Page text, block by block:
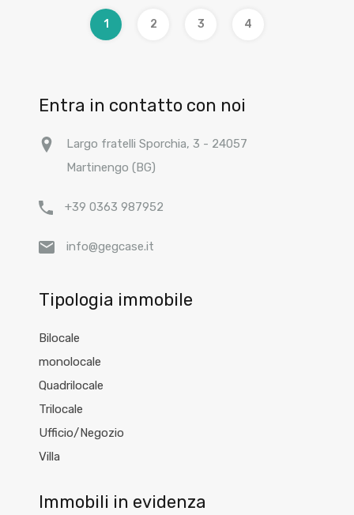
1 2 3 4
Entra in contatto con noi
Largo fratelli Sporchia, 3 - 24057
Martinengo (BG)
+39 0363 987952
info@gegcase.it
Tipologia immobile
Bilocale
monolocale
Quadrilocale
Trilocale
Ufficio/Negozio
Villa
Immobili in evidenza